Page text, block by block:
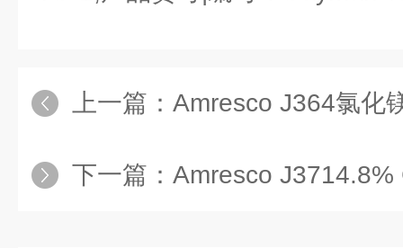
上一篇： Amresco J364氯化
下一篇： Amresco J3714.8%